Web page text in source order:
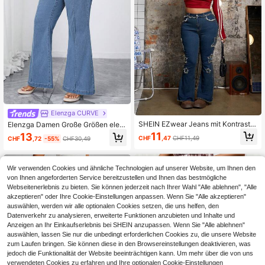
Elenzga CURVE
Elenzga Damen Große Größen eleg
ante, bequeme hellblaue Stretch-D
enim Schlaghose
CHF13,72 -55% CHF30,49
SHEIN EZwear Jeans mit Kontrastfa
rbe, Fransen, Taschen und ausgest
elltem Bein in Große Größen
CHF11 ,47 CHF11,49
Wir verwenden Cookies und ähnliche Technologien auf unserer Website, um Ihnen den
von Ihnen angeforderten Service bereitzustellen und Ihnen das bestmögliche
Webseitenerlebnis zu bieten. Sie können jederzeit nach Ihrer Wahl "Alle ablehnen", "Alle
akzeptieren" oder Ihre Cookie-Einstellungen anpassen. Wenn Sie "Alle akzeptieren"
auswählen, werden wir alle optionalen Cookies setzen, die uns helfen, den
Datenverkehr zu analysieren, erweiterte Funktionen anzubieten und Inhalte und
Anzeigen an Ihr Einkaufserlebnis bei SHEIN anzupassen. Wenn Sie "Alle ablehnen"
auswählen, lassen Sie nur die unbedingt erforderlichen Cookies zu, die unsere Website
zum Laufen bringen. Sie können diese in den Browsereinstellungen deaktivieren, was
jedoch die Funktionalität der Website beeinträchtigen kann. Um mehr über die von uns
verwendeten Cookies zu erfahren und Ihre optionalen Cookie-Einstellungen